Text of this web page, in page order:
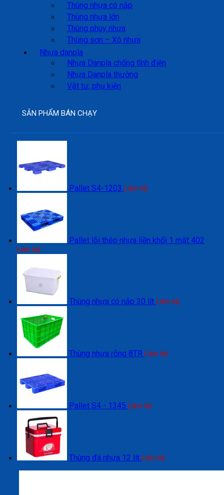
Thùng nhựa có nắp
Thùng nhựa lớn
Thùng phuy nhựa
Thùng sơn – Xô nhựa
Nhựa danpla
Nhựa Danpla chống tĩnh điện
Nhựa Danpla thường
Vật tư, phụ kiện
SẢN PHẨM BÁN CHẠY
Pallet S4-1203 Liên hệ
Pallet lõi thép nhựa liền khối 1 mặt 402
Liên hệ
Thùng nhựa có nắp 30 lít Liên hệ
Thùng nhựa rỗng 8TR Liên hệ
Pallet S4 - 1345 Liên hệ
Thùng đá nhựa 12 lít Liên hệ